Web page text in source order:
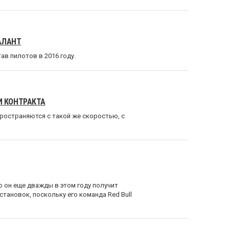
пилотов в 2016 году.
КОНТРАКТА
с такой же скоростью, с
он еще дважды в этом году получит
поскольку его команда Red Bull